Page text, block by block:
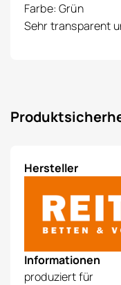
Farbe: Grün
Sehr transparent
Hersteller
Informationen
produziert für